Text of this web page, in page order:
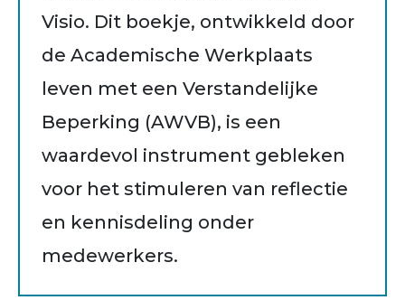
Visio. Dit boekje, ontwikkeld door
de Academische Werkplaats
leven met een Verstandelijke
Beperking (AWVB), is een
waardevol instrument gebleken
voor het stimuleren van reflectie
en kennisdeling onder
medewerkers.